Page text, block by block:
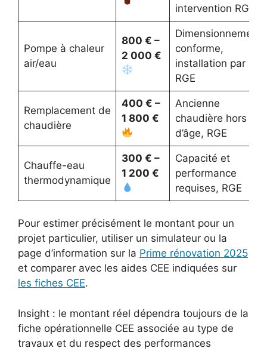
intervention RGE
Pompe à chaleur
air/eau
800 € –
2 000 €
Dimensionnement
conforme,
installation par
RGE
Remplacement de
chaudière
400 € –
1 800 €
Ancienne
chaudière hors
d’âge, RGE
Chauffe-eau
thermodynamique
300 € –
1 200 €
Capacité et
performance
requises, RGE
Pour estimer précisément le montant pour un
projet particulier, utiliser un simulateur ou la
page d’information sur la Prime rénovation 2025
et comparer avec les aides CEE indiquées sur
les fiches CEE.
Insight : le montant réel dépendra toujours de la
fiche opérationnelle CEE associée au type de
travaux et du respect des performances